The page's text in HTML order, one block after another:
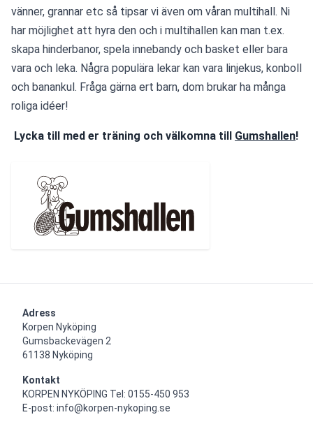
vänner, grannar etc så tipsar vi även om våran multihall. Ni
har möjlighet att hyra den och i multihallen kan man t.ex.
skapa hinderbanor, spela innebandy och basket eller bara
vara och leka. Några populära lekar kan vara linjekus, konboll
och banankul. Fråga gärna ert barn, dom brukar ha många
roliga idéer!
Lycka till med er träning och välkomna till Gumshallen!
Adress
Korpen Nyköping
Gumsbackevägen 2
61138 Nyköping
Kontakt
KORPEN NYKÖPING Tel: 0155-450 953
E-post: info@korpen-nykoping.se